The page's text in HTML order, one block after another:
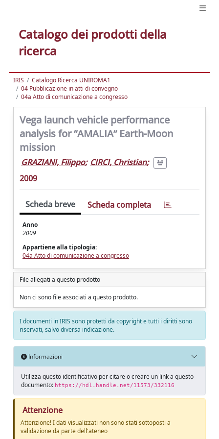
Catalogo dei prodotti della
ricerca
IRIS
Catalogo Ricerca UNIROMA1
04 Pubblicazione in atti di convegno
04a Atto di comunicazione a congresso
Vega launch vehicle performance
analysis for “AMALIA” Earth-Moon
mission
GRAZIANI, Filippo; CIRCI, Christian;
2009
Scheda breve Scheda completa
Anno
2009
Appartiene alla tipologia:
04a Atto di comunicazione a congresso
File allegati a questo prodotto
Non ci sono file associati a questo prodotto.
I documenti in IRIS sono protetti da copyright e tutti i diritti sono
riservati, salvo diversa indicazione.
Informazioni
Utilizza questo identificativo per citare o creare un link a questo
documento: https://hdl.handle.net/11573/332116
Attenzione
Attenzione! I dati visualizzati non sono stati sottoposti a
validazione da parte dell'ateneo